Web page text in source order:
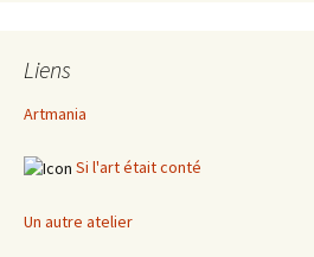
Liens
Artmania
Si l'art était conté
Un autre atelier